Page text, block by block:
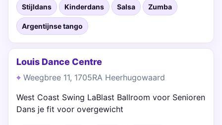
Stijldans Kinderdans Salsa Zumba
Argentijnse tango
Louis Dance Centre
Weegbree 11, 1705RA Heerhugowaard
West Coast Swing LaBlast Ballroom voor Senioren
Dans je fit voor overgewicht